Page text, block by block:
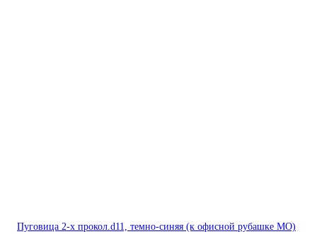
Пуговица 2-х прокол.d11, темно-синяя (к офисной рубашке МО)